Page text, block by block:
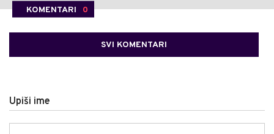
KOMENTARI 0
SVI KOMENTARI
Upiši ime